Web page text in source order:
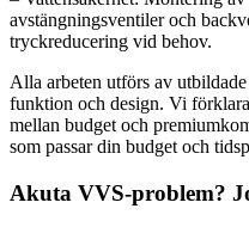
avstängningsventiler och
tryckreducering vid behov.
Alla arbeten utförs av
funktion och design. Vi
mellan budget och
som passar din budget och
Akuta VVS-problem?